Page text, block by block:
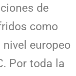
de
como
europeo
Por toda la